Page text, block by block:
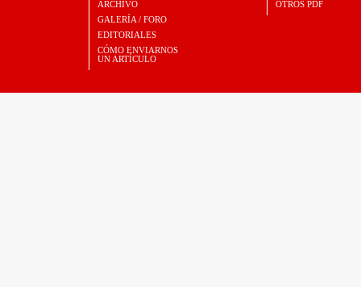
ARCHIVO
GALERÍA / FORO
EDITORIALES
CÓMO ENVIARNOS
UN ARTÍCULO
OTROS PDF